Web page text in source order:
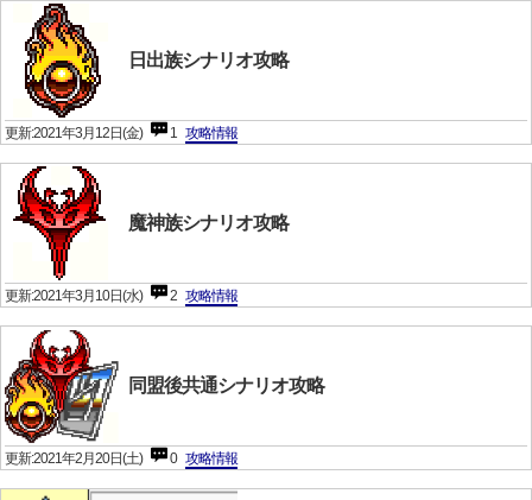
日出族シナリオ攻略
更新:2021年3月12日(金) 1 攻略情報
魔神族シナリオ攻略
更新:2021年3月10日(水) 2 攻略情報
同盟後共通シナリオ攻略
更新:2021年2月20日(土) 0 攻略情報